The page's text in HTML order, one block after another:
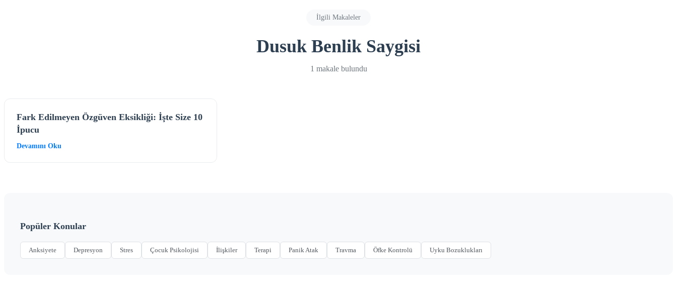
İlgili Makaleler
Dusuk Benlik Saygisi
1 makale bulundu
Fark Edilmeyen Özgüven Eksikliği: İşte Size 10
İpucu
Devamını Oku
Popüler Konular
Anksiyete Depresyon Stres Çocuk Psikolojisi İlişkiler Terapi Panik Atak Travma Öfke Kontrolü Uyku Bozuklukları